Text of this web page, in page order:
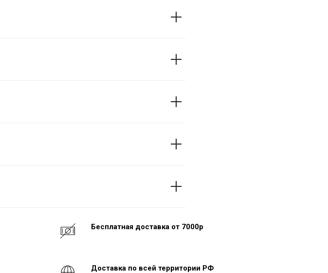
Бесплатная доставка от 7000р
Доставка по всей территории РФ